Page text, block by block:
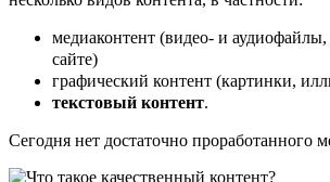
медиаконтент (видео- и
сайте)
графический контент (картинки,
текстовый контент.
Сегодня нет достаточно проработанного